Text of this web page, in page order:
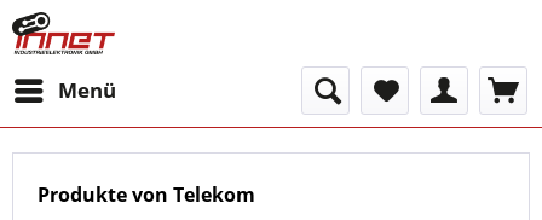
Menü
Produkte von Telekom